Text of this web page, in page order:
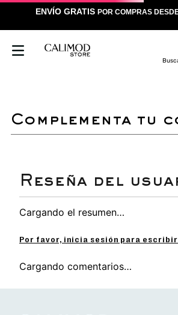
ENVÍO GRATIS POR COMPRAS
complementa tu
Cargando el resumen…
Por favor, inicia sesión para
Cargando comentarios…